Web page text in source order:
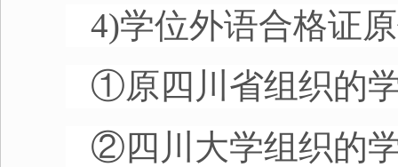
4)学位外语合格证
①原四川省组织的
②四川大学组织的